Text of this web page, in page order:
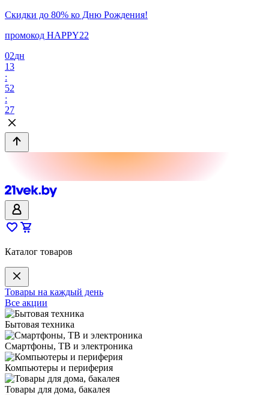
Скидки до 80% ко Дню Рождения!
промокод HAPPY22
02дн
13
:
52
:
27
Каталог товаров
Товары на каждый день
Все акции
Бытовая техника
Смартфоны, ТВ и электроника
Компьютеры и периферия
Товары для дома, бакалея